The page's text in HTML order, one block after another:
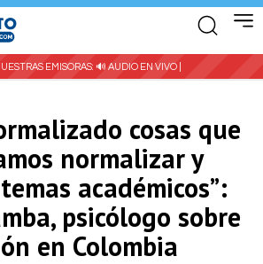
EMISORAS: 🔊 AUDIO EN VIVO |
cosas que
normalizar y
académicos”:
psicólogo sobre
en Colombia